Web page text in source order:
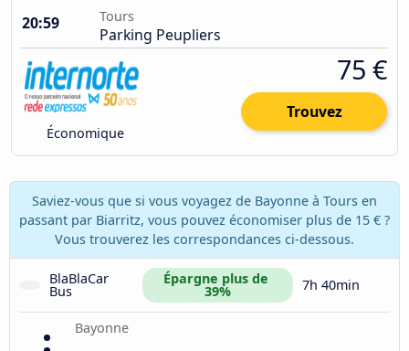
20:59
Tours
Parking Peupliers
Économique
75 €
Trouvez
Saviez-vous que si vous voyagez de Bayonne à Tours en
passant par Biarritz, vous pouvez économiser plus de 15 € ?
Vous trouverez les correspondances ci-dessous.
BlaBlaCar
Bus
Épargne plus de
39% 7h 40min
Bayonne